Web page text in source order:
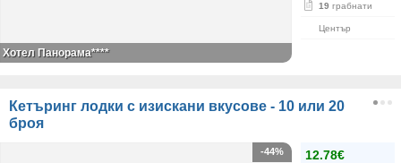
19 грабнати
Център
Хотел Панорама****
Кетъринг лодки с изискани вкусове - 10 или 20
броя
12.78€
-44%